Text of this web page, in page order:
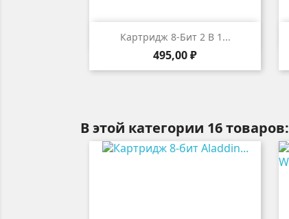
Картридж 8-Бит 2 В 1...
Цена
495,00 ₽
 Быстрый просмотр
В этой категории 16 товаров: